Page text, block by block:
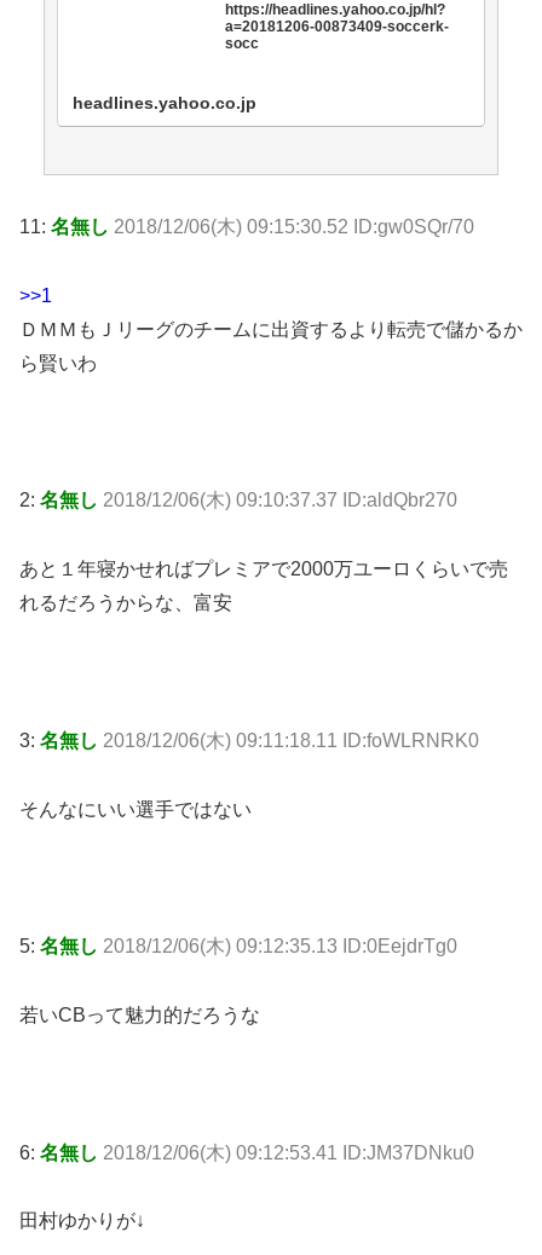
https://headlines.yahoo.co.jp/hl?
a=20181206-00873409-soccerk-
socc
headlines.yahoo.co.jp
11: 名無し 2018/12/06(木) 09:15:30.52 ID:gw0SQr/70
>>1
ＤＭＭもＪリーグのチームに出資するより転売で儲かるか
ら賢いわ
2: 名無し 2018/12/06(木) 09:10:37.37 ID:aldQbr270
あと１年寝かせればプレミアで2000万ユーロくらいで売
れるだろうからな、富安
3: 名無し 2018/12/06(木) 09:11:18.11 ID:foWLRNRK0
そんなにいい選手ではない
5: 名無し 2018/12/06(木) 09:12:35.13 ID:0EejdrTg0
若いCBって魅力的だろうな
6: 名無し 2018/12/06(木) 09:12:53.41 ID:JM37DNku0
田村ゆかりが↓